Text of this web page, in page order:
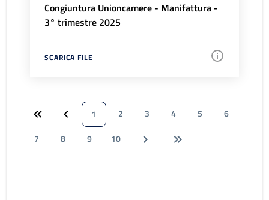
Congiuntura Unioncamere - Manifattura -
3° trimestre 2025
SCARICA FILE
1 2 3 4 5
6
7
8 9 10